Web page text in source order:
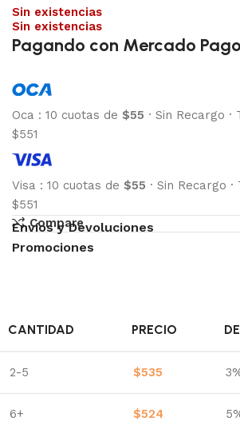
Sin existencias
Sin existencias
Pagando con Mercado Pago
Oca : 10 cuotas de $55 · Sin Recargo ·
$551
Visa : 10 cuotas de $55 · Sin Recargo ·
$551
Compare
Envíos y Devoluciones
Promociones
CANTIDAD PRECIO
2-5 $535
6+ $524